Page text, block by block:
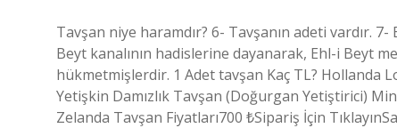
Tavşan niye haramdır? 6- Tavşanın adeti vardır. 7-
Beyt kanalının hadislerine dayanarak, Ehl-i Beyt
hükmetmişlerdir. 1 Adet tavşan Kaç TL? Hollanda
Yetişkin Damızlık Tavşan (Doğurgan Yetiştirici)
Zelanda Tavşan Fiyatları700 ₺Sipariş İçin